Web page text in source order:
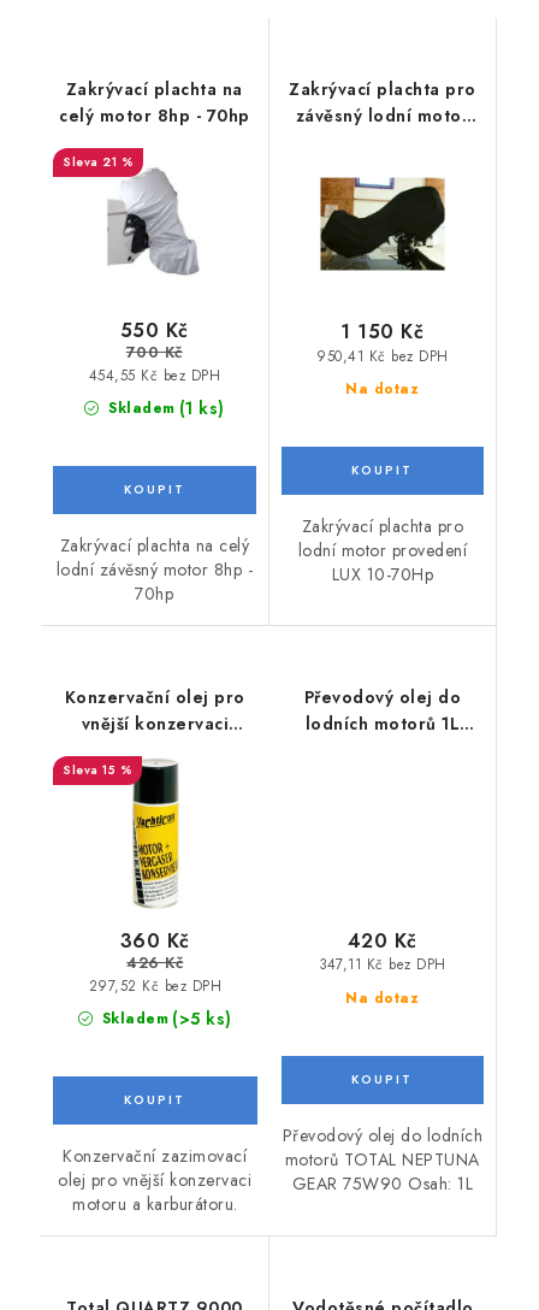
Zakrývací plachta na
celý motor 8hp - 70hp
21 %
Skladem (1 ks)
454,55 Kč bez DPH
550 Kč
700 Kč
Zakrývací plachta na celý
lodní závěsný motor 8hp -
70hp
Zakrývací plachta pro
závěsný lodní motor
Na dotaz
950,41 Kč bez DPH
1 150 Kč
Zakrývací plachta pro
lodní motor provedení
LUX 10-70Hp
Konzervační olej pro
vnější konzervaci
motoru a karburátoru
15 %
Skladem (>5 ks)
297,52 Kč bez DPH
360 Kč
426 Kč
Konzervační zazimovací
olej pro vnější konzervaci
motoru a karburátoru.
Převodový olej do
lodních motorů 1L
Na dotaz
347,11 Kč bez DPH
420 Kč
Převodový olej do lodních
motorů TOTAL NEPTUNA
GEAR 75W90 Osah: 1L